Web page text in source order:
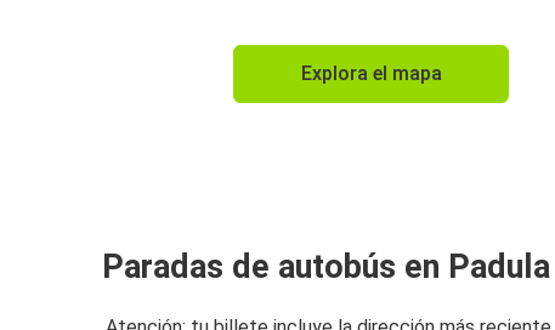
Explora el mapa
Paradas de autobús en Padula